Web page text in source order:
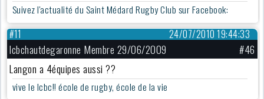
Suivez l'actualité du Saint Médard Rugby Club sur Facebook:
24/07/2010 19:44:33
#11
lcbchautdegaronne Membre 29/06/2009
#46
Langon a 4équipes aussi ??
vive le lcbc!! école de rugby, école de la vie